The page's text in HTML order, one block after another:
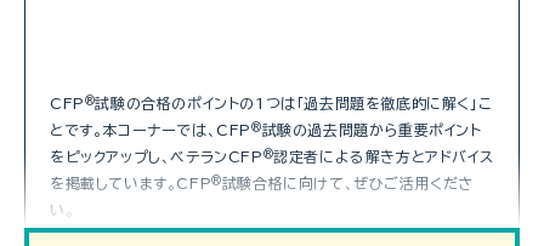
CFP ®試験の合格のポイントの1つは「過去問題を徹底的に解く」こ
とです。本コーナーでは、CFP ®試験の過去問題から重要ポイント
をピックアップし、ベテランCFP ®認定者による解き方とアドバイス
を掲載しています。CFP®試験合格に向けて、ぜひご活用くださ
い。